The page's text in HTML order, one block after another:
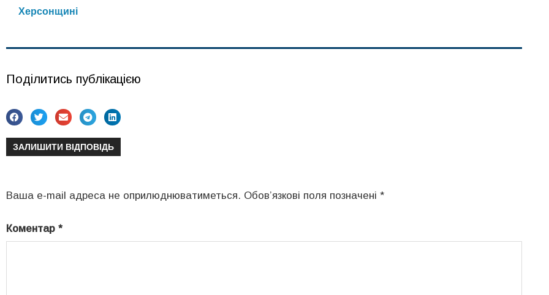
Херсонщині
Поділитись публікацією
ЗАЛИШИТИ ВІДПОВІДЬ
Ваша e-mail адреса не оприлюднюватиметься. Обов’язкові поля позначені *
Коментар *